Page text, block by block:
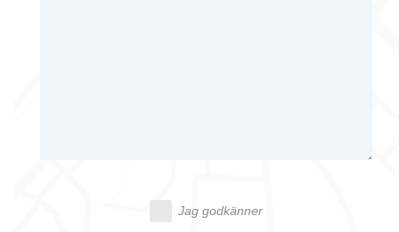
Jag godkänner